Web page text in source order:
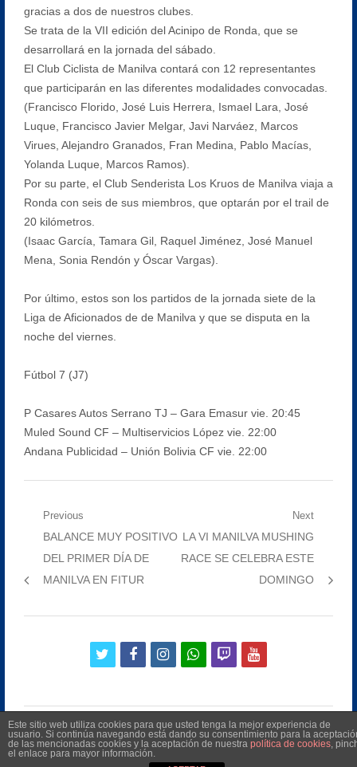
gracias a dos de nuestros clubes.
Se trata de la VII edición del Acinipo de Ronda, que se
desarrollará en la jornada del sábado.
El Club Ciclista de Manilva contará con 12 representantes
que participarán en las diferentes modalidades convocadas.
(Francisco Florido, José Luis Herrera, Ismael Lara, José
Luque, Francisco Javier Melgar, Javi Narváez, Marcos
Virues, Alejandro Granados, Fran Medina, Pablo Macías,
Yolanda Luque, Marcos Ramos).
Por su parte, el Club Senderista Los Kruos de Manilva viaja a
Ronda con seis de sus miembros, que optarán por el trail de
20 kilómetros.
(Isaac García, Tamara Gil, Raquel Jiménez, José Manuel
Mena, Sonia Rendón y Óscar Vargas).
Por último, estos son los partidos de la jornada siete de la
Liga de Aficionados de de Manilva y que se disputa en la
noche del viernes.
Fútbol 7 (J7)
P Casares Autos Serrano TJ – Gara Emasur vie. 20:45
Muled Sound CF – Multiservicios López vie. 22:00
Andana Publicidad – Unión Bolivia CF vie. 22:00
Navegación
entradas
Previous
Previous
post:
BALANCE MUY POSITIVO
DEL PRIMER DÍA DE
MANILVA EN FITUR
Next
Next
post:
LA VI MANILVA MUSHING
RACE SE CELEBRA ESTE
DOMINGO
twitterfacebookinstagramwhatsapp
twitchyoutube
©2026 Radio Televisión Municipal de Manilva
Este sitio web utiliza cookies para que usted tenga la mejor experiencia de
usuario. Si continúa navegando está dando su consentimiento para la
de las mencionadas cookies y la aceptación de nuestra política de cookies,
el enlace para mayor información.